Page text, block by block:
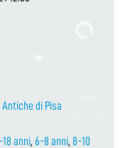
di Pisa
18 anni, 6-8 anni, 8-10